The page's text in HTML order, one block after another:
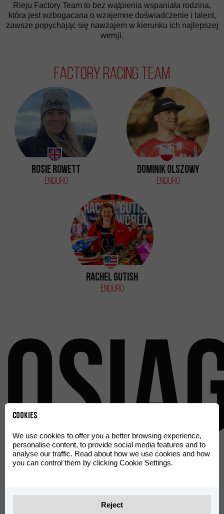
Rieju Factory Team to bez wątpienia wspaniała rodzina,
która jest wzbogacana o wzajemne doświadczenie i talent,
zawsze popychając się nawzajem w kierunku ich najlepszej
wersji.
Factory Racing Team
Rosie Rowett
Enduro
Dominik Olszowy
Enduro
Rachel Gutish
Enduro
Cookies
We use cookies to offer you a better browsing experience,
personalise content, to provide social media features and to
analyse our traffic. Read about how we use cookies and how
you can control them by clicking Cookie Settings.
Reject